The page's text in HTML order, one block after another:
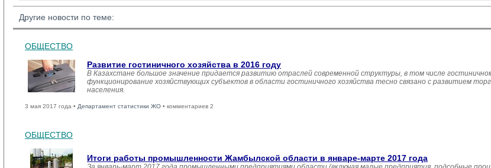
Другие новости по теме:
ОБЩЕСТВО
Развитие гостиничного хозяйства в 2016 году
В Казахстане большое значение придается развитию отраслей современной структуры, в том числе
функционирование хозяйствующих субъектов в области гостиничного хозяйства тесно связано с развитием
населения.
3 мая 2017 года • Департамент статистики ЖО • комментариев 2
ОБЩЕСТВО
Итоги работы промышленности Жамбылской области в январе-марте 2017 года